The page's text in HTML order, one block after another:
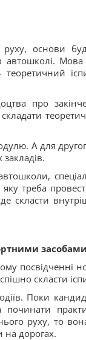
основи
автошколі.
теоретичний
про
А для
треба
скласти
посвідченні
скласти
Поки
починати
руху, то
на дорогах.